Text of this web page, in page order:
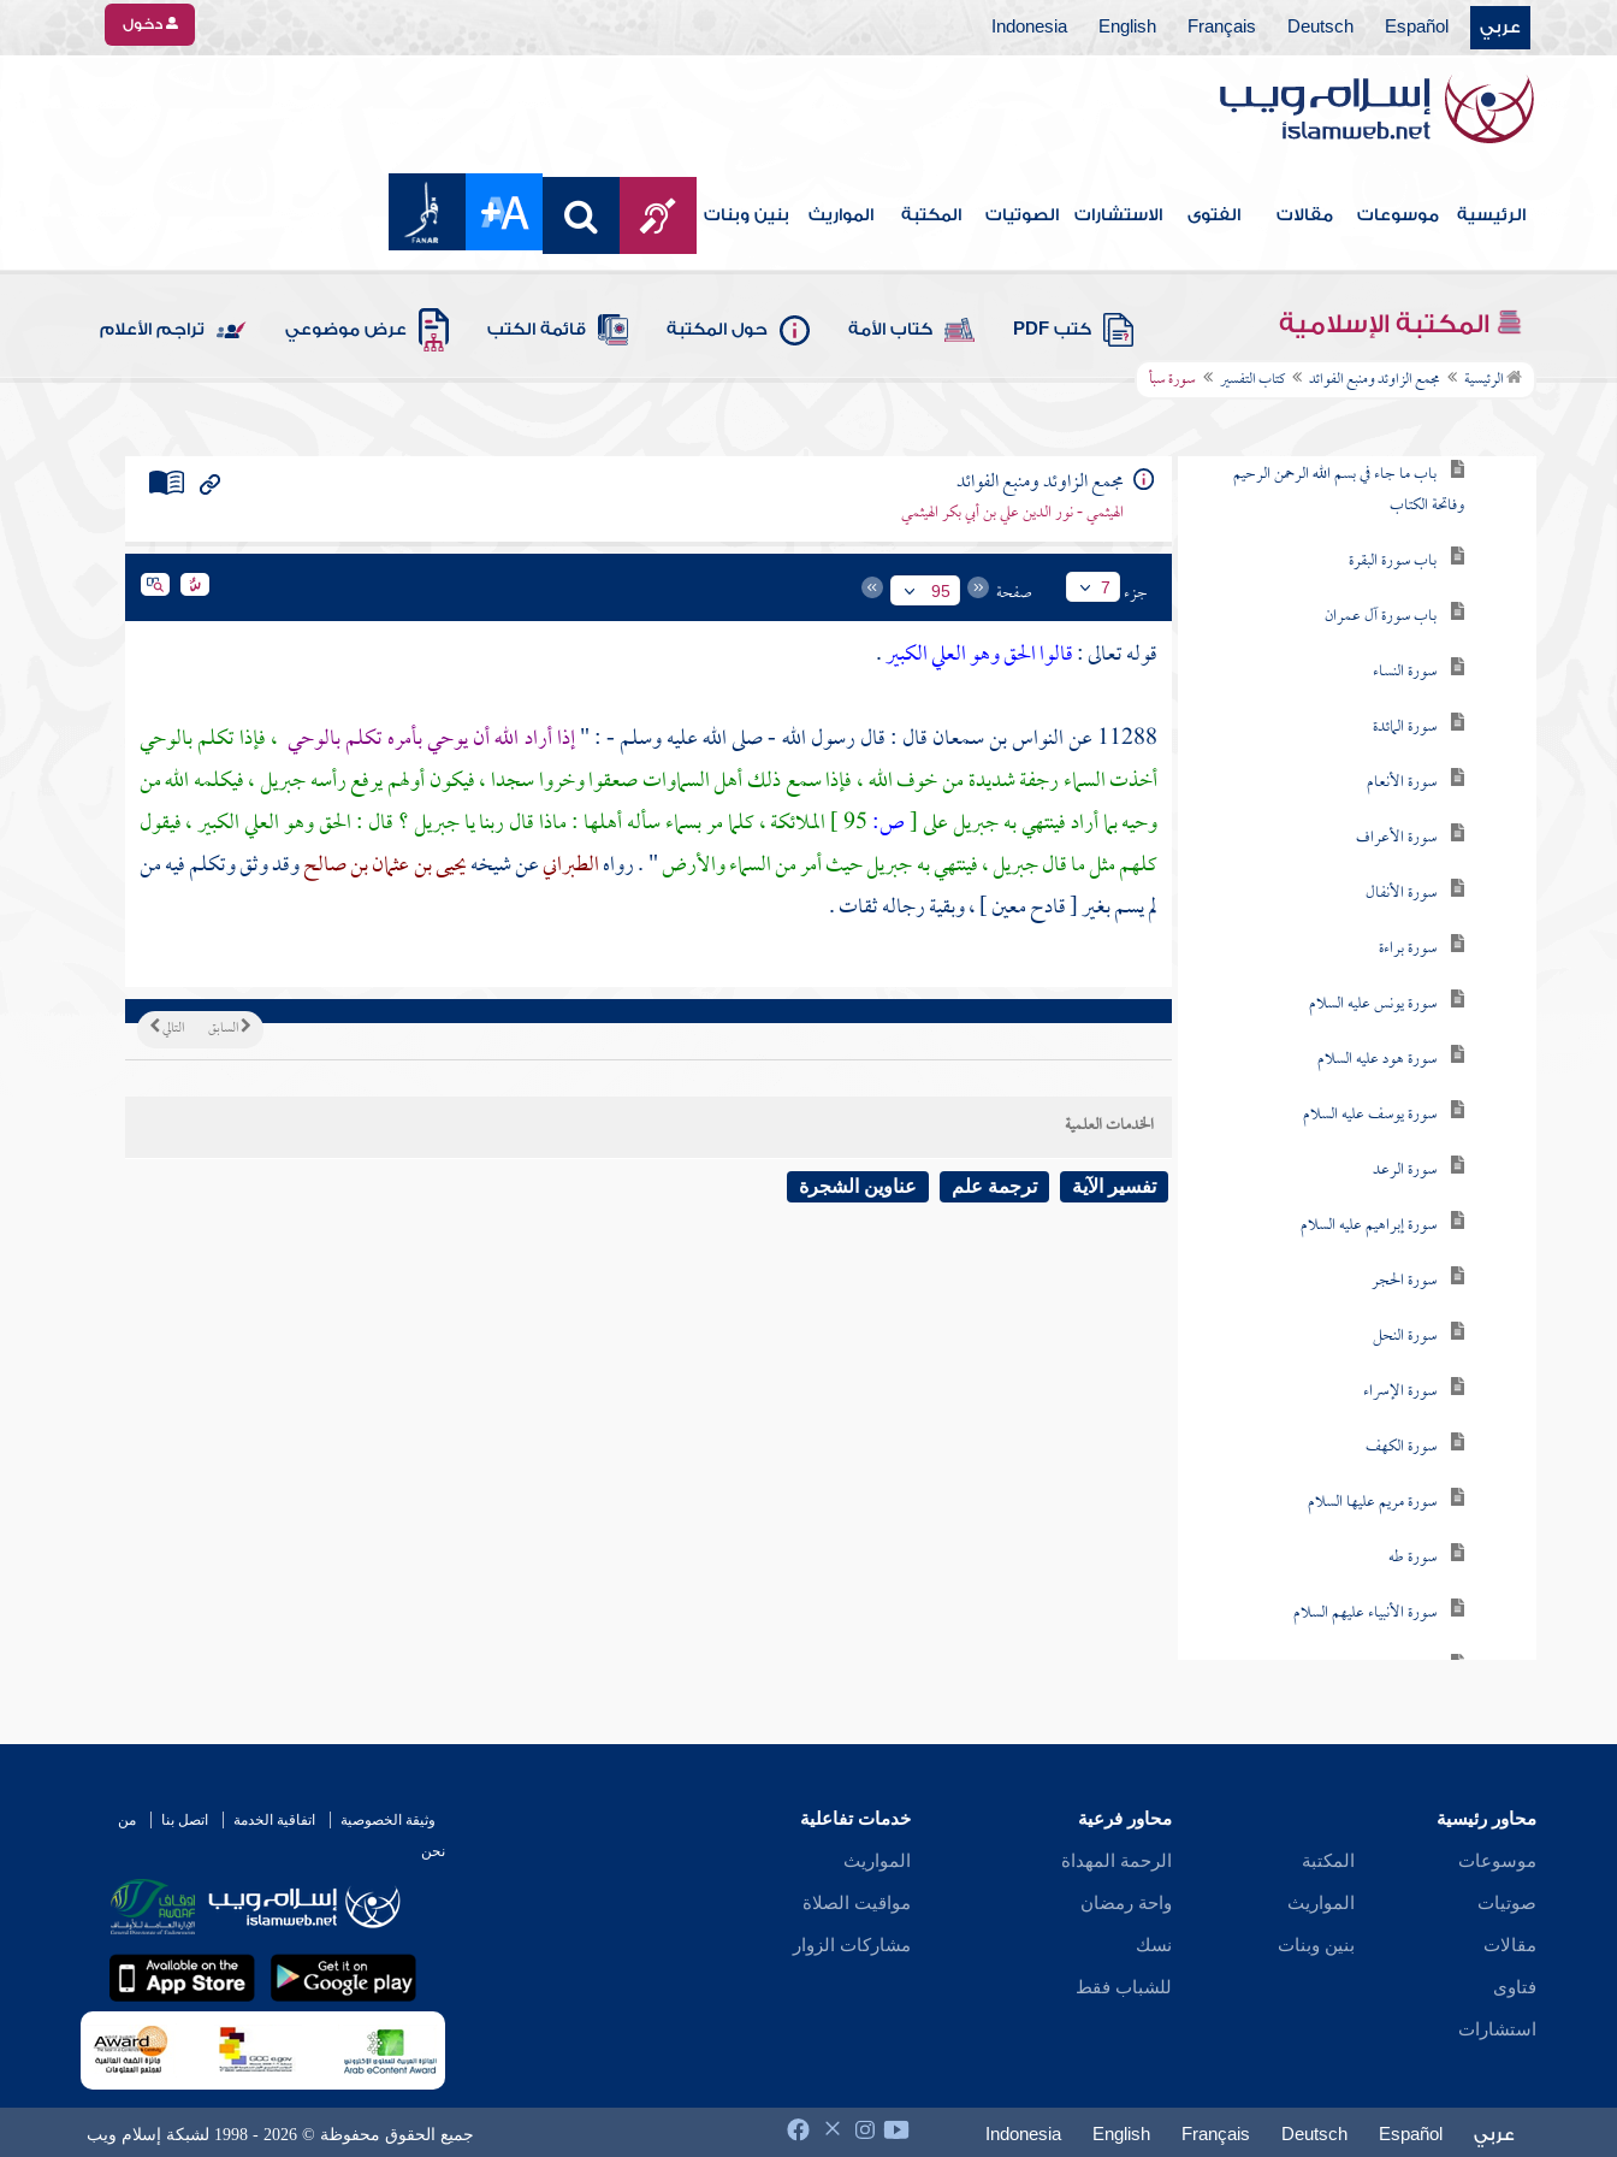
عربي Español
Deutsch
Français
English
Indonesia دخول
الرئيسية موسوعات مقالات الفتوى الاستشارات الصوتيات المكتبة المواريث بنين وبنات
المكتبة الإسلامية كتب PDF كتاب الأمة حول المكتبة قائمة الكتب عرض موضوعي تراجم الأعلام
الرئيسية مجمع الزاوئد ومنبع الفوائد كتاب التفسير سورة سبأ
كتاب الخلافة
كتاب الجهاد
كتاب المغازي والسير
كتاب قتال أهل البغي
كتاب الحدود والديات
كتاب الديات
كتاب التفسير
باب ما جاء في بسم الله الرحمن الرحيم
وفاتحة الكتاب
باب سورة البقرة
باب سورة آل عمران
سورة النساء
سورة المائدة
سورة الأنعام
سورة الأعراف
سورة الأنفال
سورة براءة
سورة يونس عليه السلام
سورة هود عليه السلام
سورة يوسف عليه السلام
سورة الرعد
سورة إبراهيم عليه السلام
سورة الحجر
سورة النحل
سورة الإسراء
سورة الكهف
سورة مريم عليها السلام
سورة طه
سورة الأنبياء عليهم السلام
سورة طسم الشعراء
سورة العنكبوت
مجمع الزاوئد ومنبع الفوائد
الهيثمي - نور الدين علي بن أبي بكر الهيثمي
جزء 7 صفحة 95
قوله تعالى :قالوا الحق وهو العلي الكبير.
11288 عن
النواس بن سمعانقال : قال رسول الله - صلى الله عليه وسلم - : "إذا أراد الله أن يوحي بأمره تكلم بالوحي ، فإذا تكلم بالوحي
أخذت السماء رجفة شديدة من خوف الله ، فإذا سمع ذلك أهل السماوات صعقوا وخروا سجدا ، فيكون أولهم يرفع رأسهجبريل، فيكلمه الله من
وحيه بما أراد فينتهي بهجبريلعلى[ص: الملائكة ، كلما مر بسماء سأله أهلها : ماذا قال ربنا ياجبريل؟ قال : الحق وهو العلي الكبير ، فيقول
كلهم مثل ما قالجبريل، فينتهي بهجبريلحيث أمر من السماء والأرض" . رواهالطبرانيعن شيخهيحيى بن عثمان بن صالحوقد وثق وتكلم فيه من
لم يسم بغير [ قادح معين ] ، وبقية رجاله ثقات .
التالي السابق
الخدمات العلمية
تفسير الآية ترجمة علم عناوين الشجرة
محاور رئيسية
موسوعات
صوتيات
مقالات
فتاوى
استشارات
المكتبة
المواريث
بنين وبنات
محاور فرعية
الرحمة المهداة
واحة رمضان
نسك
للشباب فقط
خدمات تفاعلية
المواريث
مواقيت الصلاة
مشاركات الزوار
وثيقة الخصوصية اتفاقية الخدمة اتصل بنا
من
نحن
عربي Español
Deutsch
Français
English
Indonesia جميع الحقوق محفوظة © 2026 - 1998 لشبكة إسلام ويب